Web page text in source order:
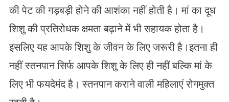
की पेट की गड़बड़ी होने की आशंका नहीं होती है। मां का दूध
शिशु की प्रतिरोधक क्षमता बढ़ाने में भी सहायक होता है।
इसलिए यह आपके शिशु के जीवन के लिए जरूरी है।इतना ही
नहीं स्तनपान सिर्फ आपके शिशु के लिए ही नहीं बल्कि मां के
लिए भी फयदेमंद है। स्तनपान कराने वाली महिलाएं रोगमुक्त